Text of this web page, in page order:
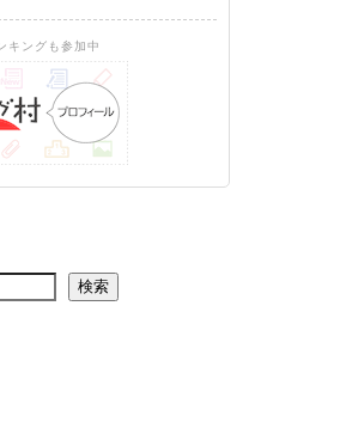
キングも参加中
検索